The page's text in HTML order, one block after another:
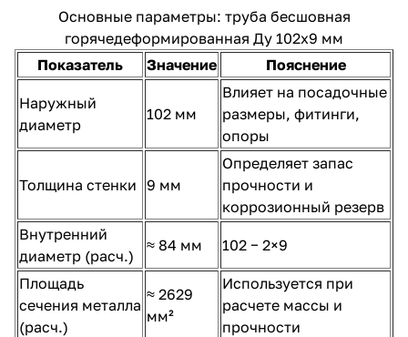
Основные параметры: труба бесшовная
горячедеформированная Ду 102х9 мм
Показатель
Значение Пояснение
Наружный
диаметр
102 мм
Влияет на посадочные
размеры, фитинги,
опоры
Толщина стенки 9 мм
Определяет запас
прочности и
коррозионный резерв
Внутренний
диаметр (расч.)
≈ 84 мм 102 − 2×9
Площадь
сечения металла
(расч.)
≈ 2629
мм²
Используется при
расчете массы и
прочности